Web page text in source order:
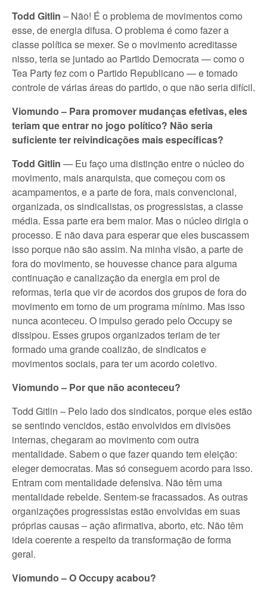
Todd Gitlin – Não! É o problema de movimentos como
esse, de energia difusa. O problema é como fazer a
classe política se mexer. Se o movimento acreditasse
nisso, teria se juntado ao Partido Democrata — como o
Tea Party fez com o Partido Republicano — e tomado
controle de várias áreas do partido, o que não seria difícil.
Viomundo – Para promover mudanças efetivas, eles
teriam que entrar no jogo político? Não seria
suficiente ter reivindicações mais específicas?
Todd Gitlin — Eu faço uma distinção entre o núcleo do
movimento, mais anarquista, que começou com os
acampamentos, e a parte de fora, mais convencional,
organizada, os sindicalistas, os progressistas, a classe
média. Essa parte era bem maior. Mas o núcleo dirigia o
processo. E não dava para esperar que eles buscassem
isso porque não são assim. Na minha visão, a parte de
fora do movimento, se houvesse chance para alguma
continuação e canalização da energia em prol de
reformas, teria que vir de acordos dos grupos de fora do
movimento em torno de um programa mínimo. Mas isso
nunca aconteceu. O impulso gerado pelo Occupy se
dissipou. Esses grupos organizados teriam de ter
formado uma grande coalizão, de sindicatos e
movimentos sociais, para ter um acordo coletivo.
Viomundo – Por que não aconteceu?
Todd Gitlin – Pelo lado dos sindicatos, porque eles estão
se sentindo vencidos, estão envolvidos em divisões
internas, chegaram ao movimento com outra
mentalidade. Sabem o que fazer quando tem eleição:
eleger democratas. Mas só conseguem acordo para isso.
Entram com mentalidade defensiva. Não têm uma
mentalidade rebelde. Sentem-se fracassados. As outras
organizações progressistas estão envolvidas em suas
próprias causas – ação afirmativa, aborto, etc. Não têm
ideia coerente a respeito da transformação de forma
geral.
Viomundo – O Occupy acabou?